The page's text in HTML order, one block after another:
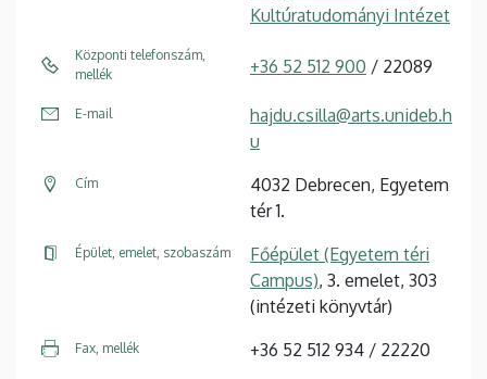
Kultúratudományi Intézet
Központi telefonszám,
mellék
+36 52 512 900 / 22089
E-mail
hajdu.csilla@arts.unideb.h
u
Cím
4032 Debrecen, Egyetem
tér 1.
Épület, emelet, szobaszám
Főépület (Egyetem téri
Campus), 3. emelet, 303
(intézeti könyvtár)
Fax, mellék +36 52 512 934 / 22220